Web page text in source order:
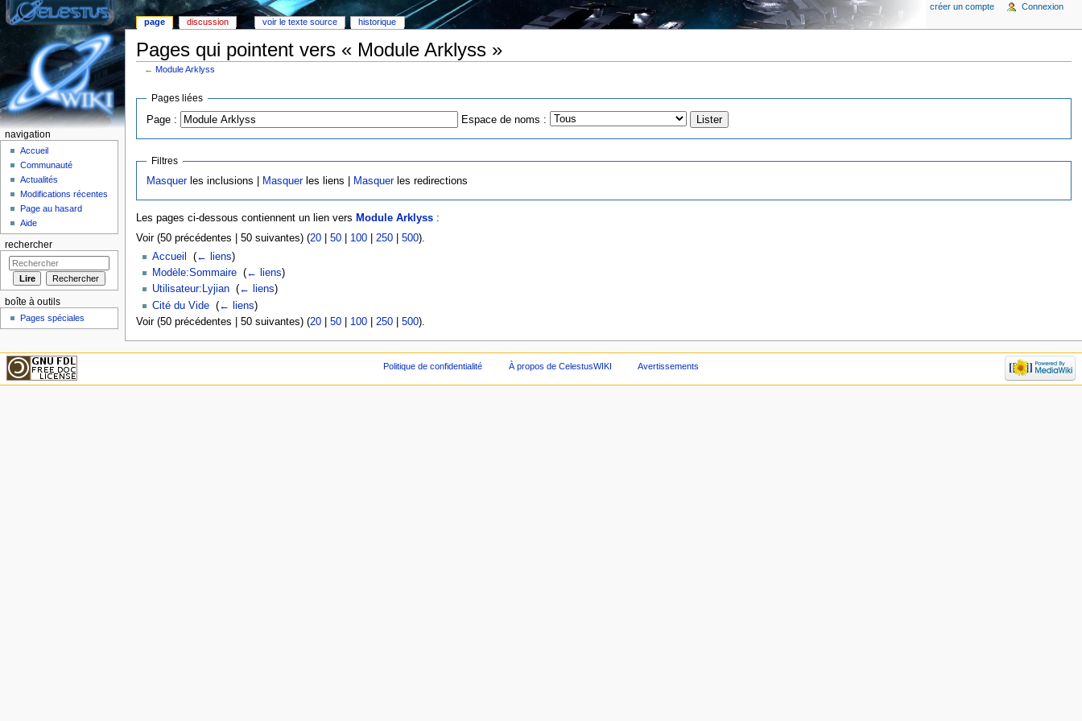
Pages qui pointent vers « Module Arklyss »
←Module Arklyss
Pages liées
Page :
Espace de noms :
Filtres
Masquerles inclusions | Masquerles liens | Masquerles redirections
Les pages ci-dessous contiennent un lien vers Module Arklyss:
Voir (50 précédentes | 50 suivantes) (20| 50| 100| 250| 500).
Accueil
(← liens)
Modèle:Sommaire‎ (← liens)
Utilisateur:Lyjian‎ (← liens)
Cité du Vide‎ (← liens)
Voir (50 précédentes | 50 suivantes) (20| 50| 100| 250| 500).
page discussion voir le texte source historique
créer un compte Connexion
navigation
Accueil
Communauté
Actualités
Modifications récentes
Page au hasard
Aide
rechercher
boîte à outils
Pages spéciales
Politique de confidentialité À propos de CelestusWIKI Avertissements